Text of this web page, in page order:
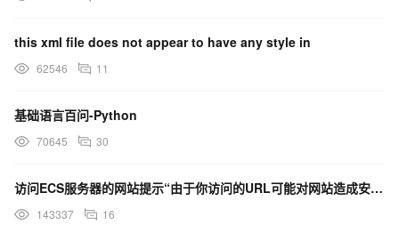
this xml file does not appear to have any style in
62546 11
基础语言百问-Python
70645 30
访问ECS服务器的网站提示“由于你访问的URL可能对网站造成安全威胁，您的访问被阻断”，这是什么原因？
143337 16